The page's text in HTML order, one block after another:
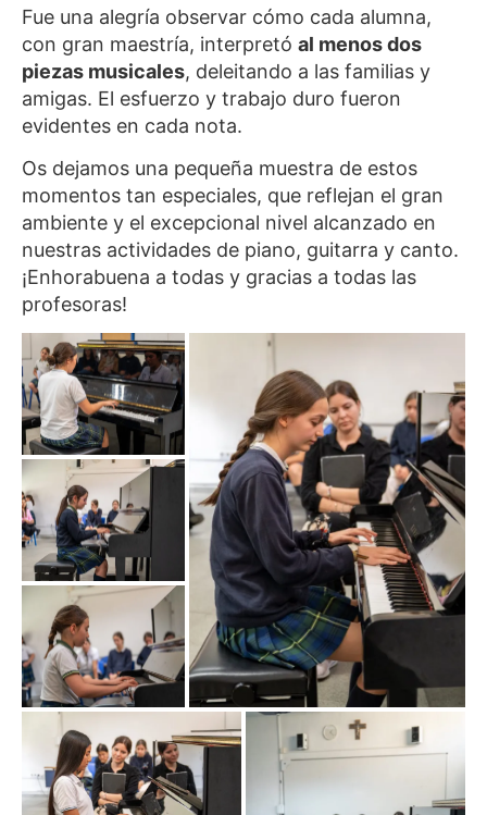
Fue una alegría observar cómo cada alumna,
con gran maestría, interpretó al menos dos
piezas musicales, deleitando a las familias y
amigas. El esfuerzo y trabajo duro fueron
evidentes en cada nota.
Os dejamos una pequeña muestra de estos
momentos tan especiales, que reflejan el gran
ambiente y el excepcional nivel alcanzado en
nuestras actividades de piano, guitarra y canto.
¡Enhorabuena a todas y gracias a todas las
profesoras!